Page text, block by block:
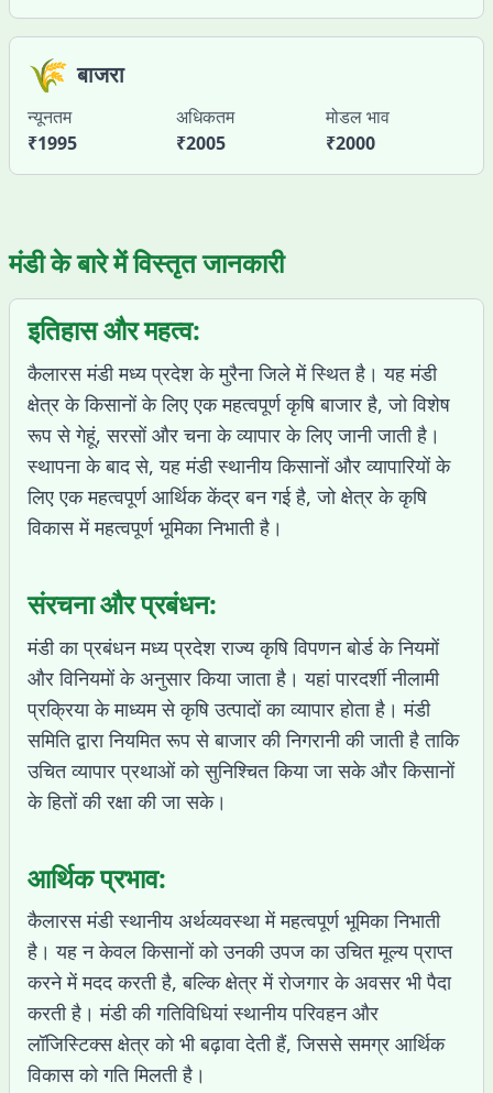
🌾 बाजरा
न्यूनतम
₹1995
अधिकतम
₹2005
मोडल भाव
₹2000
मंडी के बारे में विस्तृत जानकारी
इतिहास और महत्व:
कैलारस मंडी मध्य प्रदेश के मुरैना जिले में स्थित है। यह मंडी
क्षेत्र के किसानों के लिए एक महत्वपूर्ण कृषि बाजार है, जो विशेष
रूप से गेहूं, सरसों और चना के व्यापार के लिए जानी जाती है।
स्थापना के बाद से, यह मंडी स्थानीय किसानों और व्यापारियों के
लिए एक महत्वपूर्ण आर्थिक केंद्र बन गई है, जो क्षेत्र के कृषि
विकास में महत्वपूर्ण भूमिका निभाती है।
संरचना और प्रबंधन:
मंडी का प्रबंधन मध्य प्रदेश राज्य कृषि विपणन बोर्ड के नियमों
और विनियमों के अनुसार किया जाता है। यहां पारदर्शी नीलामी
प्रक्रिया के माध्यम से कृषि उत्पादों का व्यापार होता है। मंडी
समिति द्वारा नियमित रूप से बाजार की निगरानी की जाती है ताकि
उचित व्यापार प्रथाओं को सुनिश्चित किया जा सके और किसानों
के हितों की रक्षा की जा सके।
आर्थिक प्रभाव:
कैलारस मंडी स्थानीय अर्थव्यवस्था में महत्वपूर्ण भूमिका निभाती
है। यह न केवल किसानों को उनकी उपज का उचित मूल्य प्राप्त
करने में मदद करती है, बल्कि क्षेत्र में रोजगार के अवसर भी पैदा
करती है। मंडी की गतिविधियां स्थानीय परिवहन और
लॉजिस्टिक्स क्षेत्र को भी बढ़ावा देती हैं, जिससे समग्र आर्थिक
विकास को गति मिलती है।